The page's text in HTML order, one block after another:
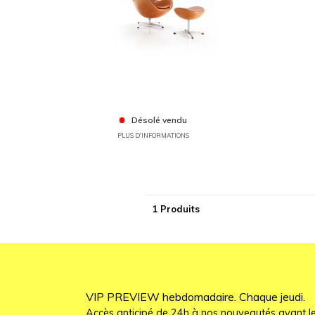
Désolé vendu
PLUS D'INFORMATIONS
1 Produits
VIP PREVIEW hebdomadaire. Chaque jeudi.